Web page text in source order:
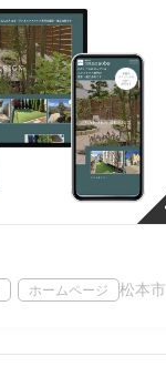
ホームページ 松本市